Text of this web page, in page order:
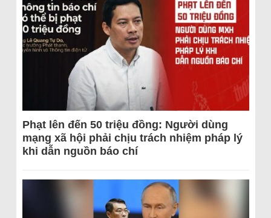
Phạt lên đến 50 triệu đồng: Người dùng
mạng xã hội phải chịu trách nhiệm pháp lý
khi dẫn nguồn báo chí